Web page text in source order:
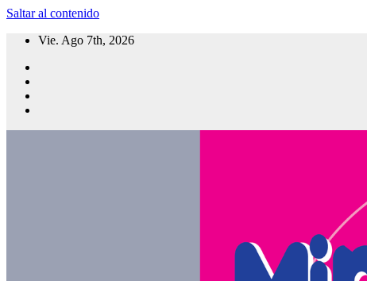
Saltar al contenido
Vie. Ago 7th, 2026